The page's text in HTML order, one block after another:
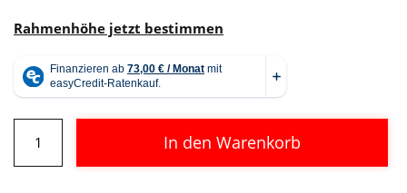
Rahmenhöhe jetzt bestimmen
Nuride
Hybrid
In den Warenkorb